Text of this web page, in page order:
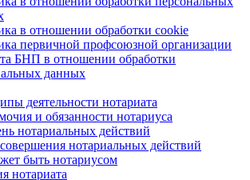
в отношении обработки cookie
первичной профсоюзной организации
БНП в отношении обработки
данных
деятельности нотариата
и обязанности нотариуса
нотариальных действий
нотариальных действий
быть нотариусом
нотариата